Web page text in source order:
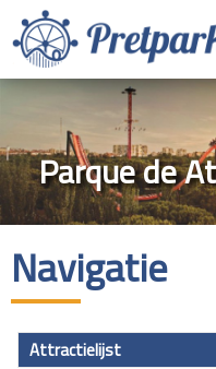
Parque de
Navigatie
Attractielijst